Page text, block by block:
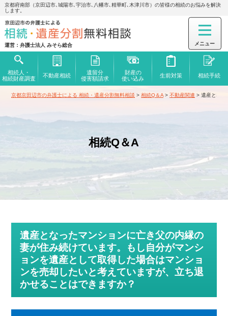
京都府南部（京田辺市､城陽市､宇治市､八幡市､精華町､木津川市）の皆様の相続のお悩みを解決
します。
運営：弁護士法人 みそら総合
相続人・
相続財産調査
不動産相続
遺留分
侵害額請求
財産の
使い込み
生前対策 相続手続
京都京田辺市の弁護士による 相続・遺産分割無料相談 >相続Q＆A >不動産関連 >遺産となっ
相続Q＆A
遺産となったマンションに亡き父の内縁の
妻が住み続けています。もし自分がマンシ
ョンを遺産として取得した場合はマンショ
ンを売却したいと考えていますが、立ち退
かせることはできますか？